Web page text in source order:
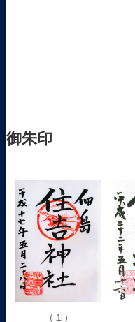
御朱印
（１）